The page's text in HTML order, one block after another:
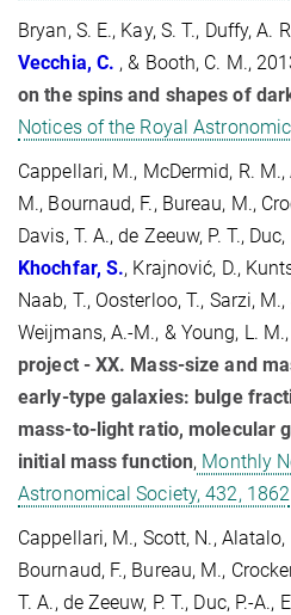
Bryan, S. E., Kay, S. T., Duffy, A.
Vecchia, C. , & Booth, C. M.,
on the spins and shapes of
Notices of the Royal
Cappellari, M., McDermid, R.
M., Bournaud, F., Bureau, M.,
Davis, T. A., de Zeeuw, P. T.,
Khochfar, S., Krajnović, D.,
Naab, T., Oosterloo, T., Sarzi, M.,
Weijmans, A.-M., & Young, L.
project - XX. Mass-size and
early-type galaxies: bulge
mass-to-light ratio, molecular
initial mass function, Monthly
Astronomical Society, 432, 1862
Cappellari, M., Scott, N., Alatalo,
Bournaud, F., Bureau, M.,
T. A., de Zeeuw, P. T., Duc, P.-A.,